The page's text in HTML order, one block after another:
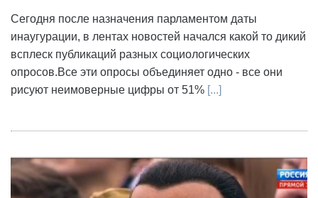
Сегодня после назначения парламентом даты
инаугурации, в лентах новостей начался какой то дикий
всплеск публикаций разных социологических
опросов.Все эти опросы объединяет одно - все они
рисуют неимоверные цифры от 51% [...]